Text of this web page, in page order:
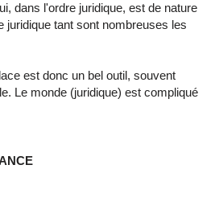
dans l'ordre juridique, est de nature
juridique tant sont nombreuses les
est donc un bel outil, souvent
Le monde (juridique) est compliqué